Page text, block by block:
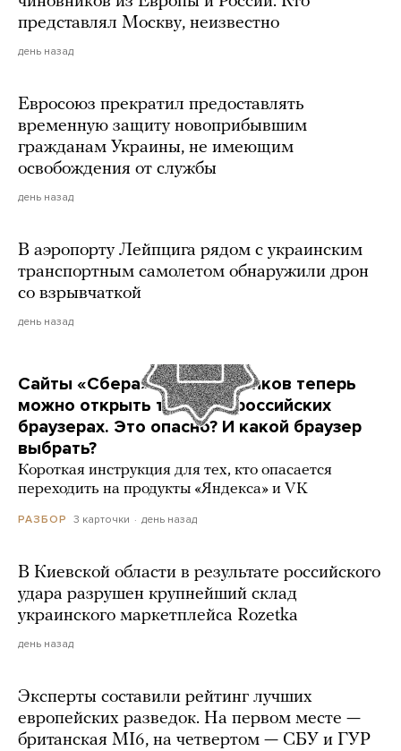
представлял Москву, неизвестно
день назад
Евросоюз прекратил предоставлять
временную защиту новоприбывшим
гражданам Украины, не имеющим
освобождения от службы
день назад
В аэропорту Лейпцига рядом с украинским
транспортным самолетом обнаружили дрон
со взрывчаткой
день назад
Сайты «Сбера» и других банков теперь
можно открыть только в российских
браузерах. Это опасно? И какой браузер
выбрать?
Короткая инструкция для тех, кто опасается
переходить на продукты «Яндекса» и VK
РАЗБОР 3 карточки день назад
В Киевской области в результате российского
удара разрушен крупнейший склад
украинского маркетплейса Rozetka
день назад
Эксперты составили рейтинг лучших
европейских разведок. На первом месте —
британская MI6, на четвертом — СБУ и ГУР